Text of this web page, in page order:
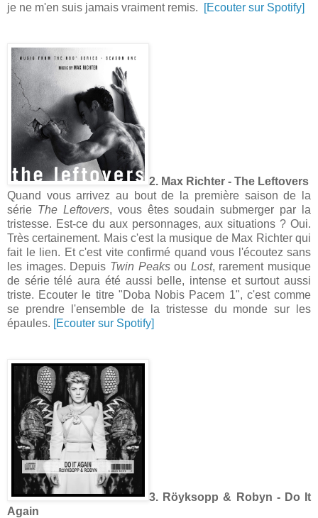
je ne m'en suis jamais vraiment remis.
[Ecouter sur Spotify]
2. Max Richter - The Leftovers
Quand vous arrivez au bout de la première saison de la
série The Leftovers, vous êtes soudain submerger par la
tristesse. Est-ce du aux personnages, aux situations ? Oui.
Très certainement. Mais c'est la musique de Max Richter qui
fait le lien. Et c'est vite confirmé quand vous l'écoutez sans
les images. Depuis Twin Peaksou Lost, rarement musique
de série télé aura été aussi belle, intense et surtout aussi
triste. Ecouter le titre "Doba Nobis Pacem 1", c'est comme
se prendre l'ensemble de la tristesse du monde sur les
épaules. [Ecouter sur Spotify]
3. Röyksopp & Robyn - Do It
Again